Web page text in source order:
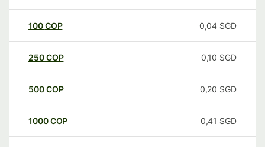
100COP 0,04 SGD
250COP 0,10 SGD
500COP 0,20 SGD
1000COP 0,41 SGD